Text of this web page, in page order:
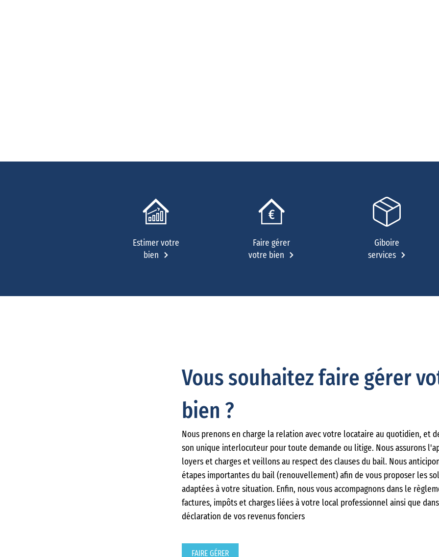
Estimer votre
bien
Faire gérer
votre bien
Giboire
services
Vous souhaitez faire gérer
bien ?
Nous prenons en charge la relation avec votre locataire au quotidien, et
son unique interlocuteur pour toute demande ou litige. Nous assurons
loyers et charges et veillons au respect des clauses du bail. Nous
étapes importantes du bail (renouvellement) afin de vous proposer les
adaptées à votre situation. Enfin, nous vous accompagnons dans le
factures, impôts et charges liées à votre local professionnel ainsi que
déclaration de vos revenus fonciers
FAIRE GÉRER